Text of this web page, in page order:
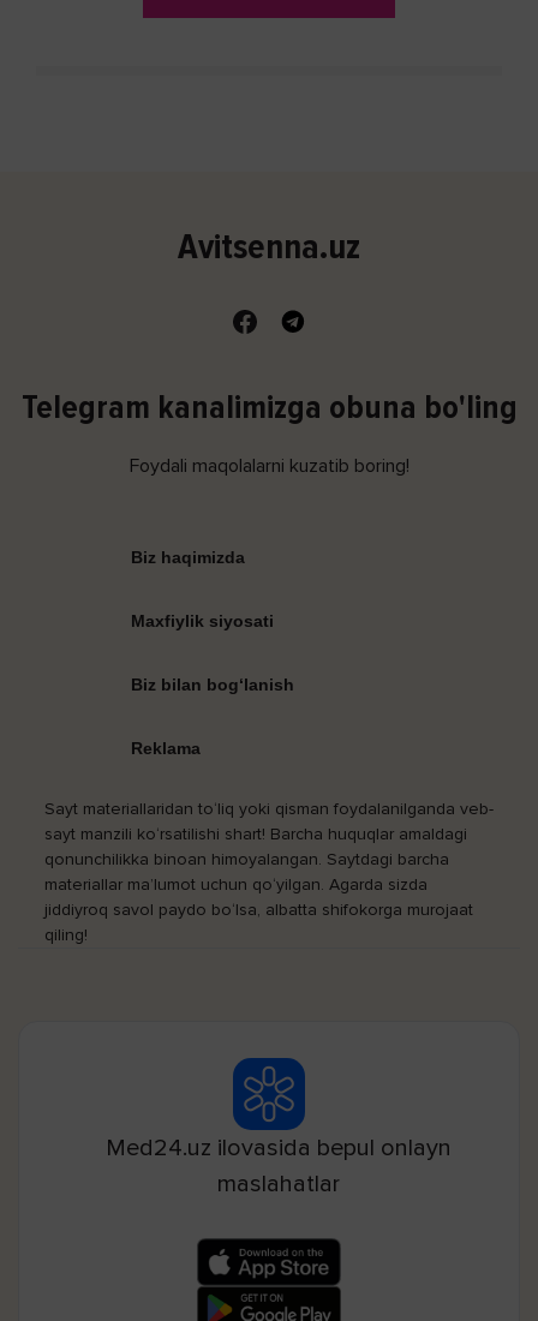
Avitsenna.uz
Telegram kanalimizga obuna bo'ling
Foydali maqolalarni kuzatib boring!
Biz haqimizda
Maxfiylik siyosati
Biz bilan bog‘lanish
Reklama
Sayt materiallaridan to‘liq yoki qisman foydalanilganda veb-
sayt manzili ko‘rsatilishi shart! Barcha huquqlar amaldagi
qonunchilikka binoan himoyalangan. Saytdagi barcha
materiallar ma’lumot uchun qo‘yilgan. Agarda sizda
jiddiyroq savol paydo bo‘lsa, albatta shifokorga murojaat
qiling!
Med24.uz ilovasida bepul onlayn
maslahatlar